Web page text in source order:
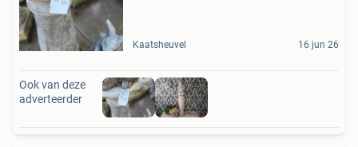
Kaatsheuvel 16 jun 26
Ook van deze
adverteerder